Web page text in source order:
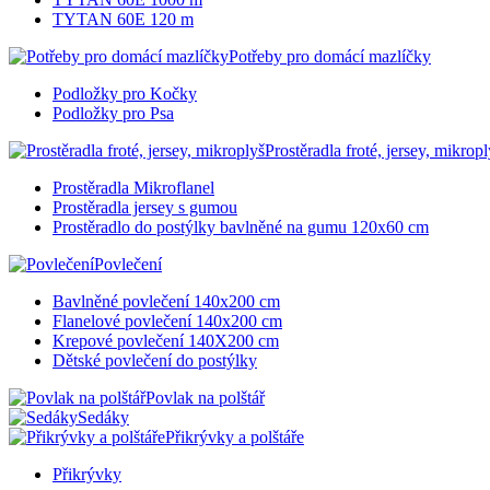
TYTAN 60E 120 m
Potřeby pro domácí mazlíčky
Podložky pro Kočky
Podložky pro Psa
Prostěradla froté, jersey,
Prostěradla Mikroflanel
Prostěradla jersey s gumou
Prostěradlo do postýlky bavlněné na gumu 120x60 cm
Povlečení
Bavlněné povlečení 140x200 cm
Flanelové povlečení 140x200 cm
Krepové povlečení 140X200 cm
Dětské povlečení do postýlky
Povlak na polštář
Sedáky
Přikrývky a polštáře
Přikrývky